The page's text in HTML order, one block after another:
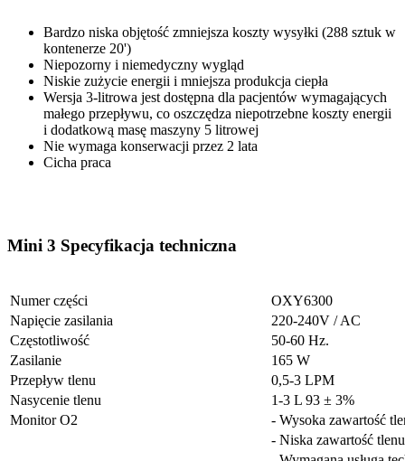
Bardzo niska objętość zmniejsza koszty wysyłki (288 sztuk w
kontenerze 20')
Niepozorny i niemedyczny wygląd
Niskie zużycie energii i mniejsza produkcja ciepła
Wersja 3-litrowa jest dostępna dla pacjentów wymagających
małego przepływu, co oszczędza niepotrzebne koszty energii
i dodatkową masę maszyny 5 litrowej
Nie wymaga konserwacji przez 2 lata
Cicha praca
Mini 3 Specyfikacja techniczna
Numer części
OXY6300
Napięcie zasilania
220-240V / AC
Częstotliwość
50-60 Hz.
Zasilanie
165 W
Przepływ tlenu
0,5-3 LPM
Nasycenie tlenu
1-3 L 93 ± 3%
Monitor O2
- Wysoka zawartość
- Niska zawartość